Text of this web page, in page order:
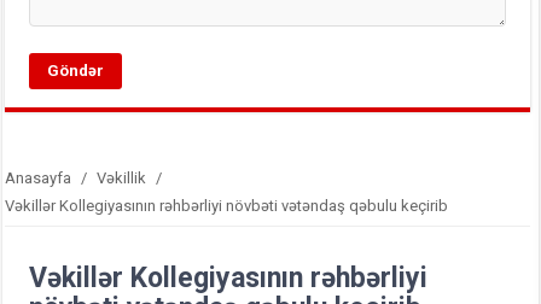
Anasayfa / Vəkillik /
Vəkillər Kollegiyasının rəhbərliyi növbəti vətəndaş qəbulu keçirib
Vəkillər Kollegiyasının rəhbərliyi